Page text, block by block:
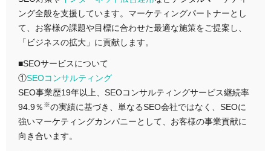
ング全般を支援しています。マーケティングパートナーとし
て、お客様の課題や目標に合わせた最適な施策をご提案し、
「ビジネスの拡大」に貢献します。
■SEOサービスについて
①SEOコンサルティング
SEO事業歴19年以上、SEOコンサルティングサービス継続率
94.9％ ※の実績に基づき、単なるSEO会社ではなく、SEOに
強いマーケティングカンパニーとして、お客様の事業貢献に
向き合います。